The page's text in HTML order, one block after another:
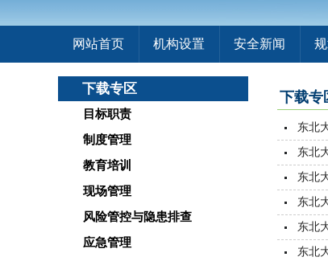
网站首页 机构设置 安全新闻
下载专区
目标职责
制度管理
教育培训
现场管理
风险管控与隐患排查
应急管理
下载专
东北
东北
东北
东北
东北
东北